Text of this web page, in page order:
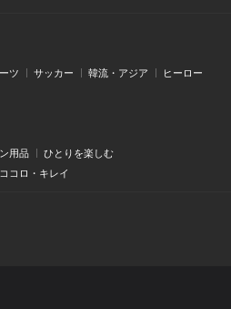
ツ サッカー 韓流・アジア ヒーロー
用品
ひとりを楽しむ
コロ・キレイ